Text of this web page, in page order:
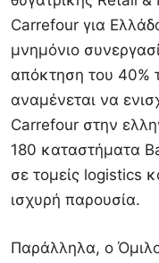
Carrefour για
μνημόνιο
απόκτηση του 40%
αναμένεται να
Carrefour στην
180 καταστήματα
σε τομείς logistics
ισχυρή παρουσία.
Παράλληλα, ο